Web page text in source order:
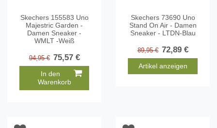
Skechers 155583 Uno
Majestric Garden -
Damen Sneaker -
WMLT -Weiß
94,95 € 75,57 €
In den
Warenkorb
Skechers 73690 Uno
Stand On Air - Damen
Sneaker - LTDN-Blau
89,95 € 72,89 €
Artikel anzeigen